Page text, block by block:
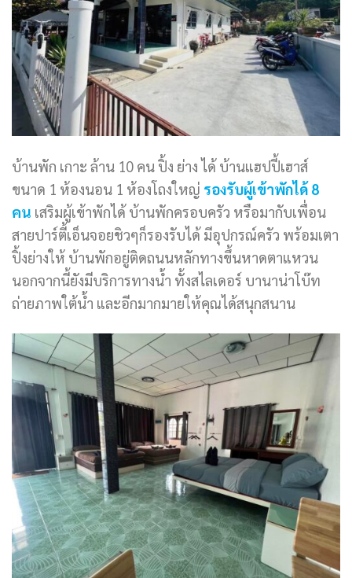
บ้านพัก เกาะ ล้าน 10 คน ปิ้ง ย่าง ได้ บ้านแฮปปี้เฮาส์
ขนาด 1 ห้องนอน 1 ห้องโถงใหญ่ รองรับผู้เข้าพักได้ 8
คน เสริมผู้เข้าพักได้ บ้านพักครอบครัว หรือมากับเพื่อน
สายปาร์ตี้เอ็นจอยชิวๆก็รองรับได้ มีอุปกรณ์ครัว พร้อมเตา
ปิ้งย่างให้ บ้านพักอยู่ติดถนนหลักทางขึ้นหาดตาแหวน
นอกจากนี้ยังมีบริการทางน้ำ ทั้งสไลเดอร์ บานาน่าโบ๊ท
ถ่ายภาพใต้น้ำ และอีกมากมายให้คุณได้สนุกสนาน